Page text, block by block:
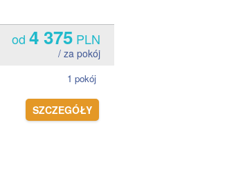
od 4 375 PLN
/ za pokój
1 pokój
SZCZEGÓŁY